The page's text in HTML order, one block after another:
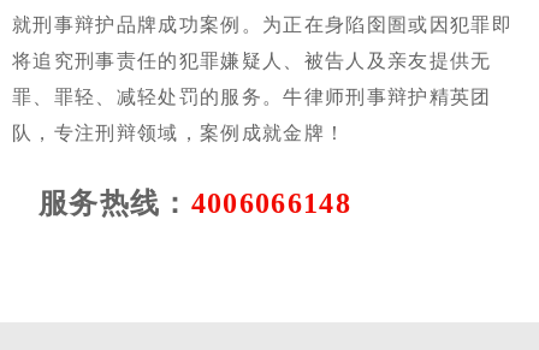
就刑事辩护品牌成功案例。为正在身陷囹圄或因犯罪即
将追究刑事责任的犯罪嫌疑人、被告人及亲友提供无
罪、罪轻、减轻处罚的服务。牛律师刑事辩护精英团
队，专注刑辩领域，案例成就金牌！
服务热线： 4006066148